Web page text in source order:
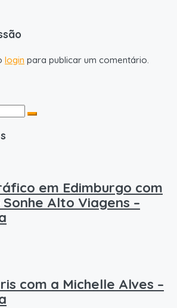
login para publicar um comentário.
em Edimburgo com
Alto Viagens –
com a Michelle Alves –